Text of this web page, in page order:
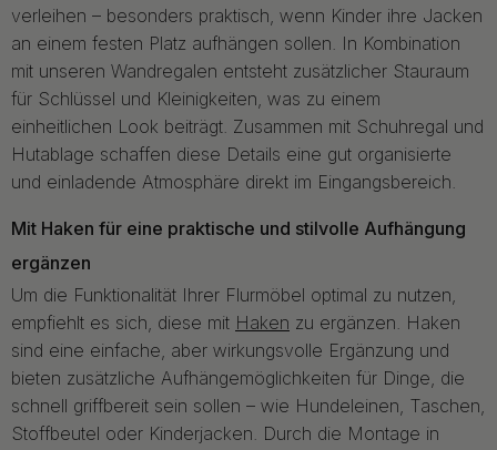
verleihen – besonders praktisch, wenn Kinder ihre Jacken
an einem festen Platz aufhängen sollen. In Kombination
mit unseren Wandregalen entsteht zusätzlicher Stauraum
für Schlüssel und Kleinigkeiten, was zu einem
einheitlichen Look beiträgt. Zusammen mit Schuhregal und
Hutablage schaffen diese Details eine gut organisierte
und einladende Atmosphäre direkt im Eingangsbereich.
Mit Haken für eine praktische und stilvolle Aufhängung
ergänzen
Um die Funktionalität Ihrer Flurmöbel optimal zu nutzen,
empfiehlt es sich, diese mit Haken zu ergänzen. Haken
sind eine einfache, aber wirkungsvolle Ergänzung und
bieten zusätzliche Aufhängemöglichkeiten für Dinge, die
schnell griffbereit sein sollen – wie Hundeleinen, Taschen,
Stoffbeutel oder Kinderjacken. Durch die Montage in